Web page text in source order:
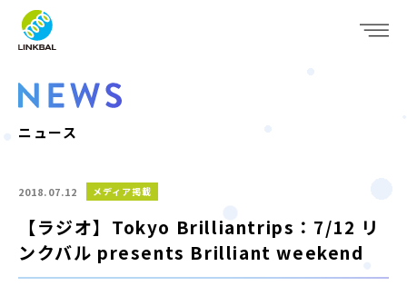
WHO WE ARE
SERVICE
IR
RECRUIT
JP
ニュース
2018.07.12 メディア掲載
【ラジオ】Tokyo Brilliantrips：7/12 リ
ンクバル presents Brilliant weekend